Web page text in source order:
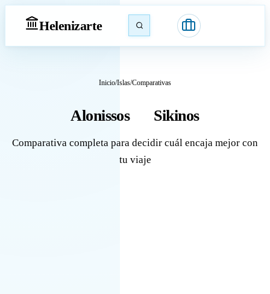
Helenizarte
Inicio/Islas/Comparativas
Alonissos Sikinos
Comparativa completa para decidir cuál encaja mejor con
tu viaje